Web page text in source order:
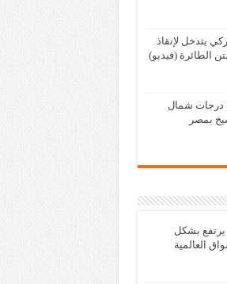
يتدخل لإنقاذ
الطائرة (فيديو)
زلزال بقوة 5.6 درجات شمال
بمصر
يرتفع بشكل
العالمية